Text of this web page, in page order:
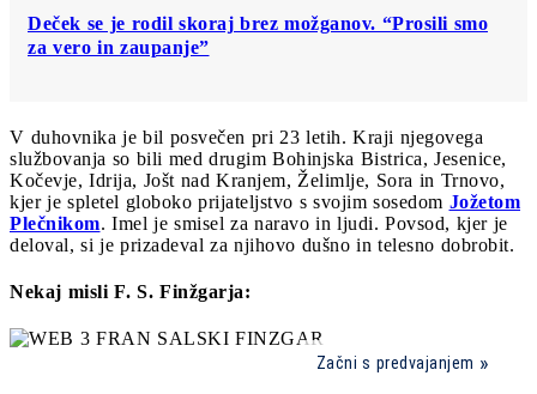
Deček se je rodil skoraj brez možganov. “Prosili smo
za vero in zaupanje”
V duhovnika je bil posvečen pri 23 letih. Kraji njegovega
službovanja so bili med drugim Bohinjska Bistrica, Jesenice,
Kočevje, Idrija, Jošt nad Kranjem, Želimlje, Sora in Trnovo,
kjer je spletel globoko prijateljstvo s svojim sosedom Jožetom
Plečnikom. Imel je smisel za naravo in ljudi. Povsod, kjer je
deloval, si je prizadeval za njihovo dušno in telesno dobrobit.
Nekaj misli F. S. Finžgarja:
Začni s predvajanjem